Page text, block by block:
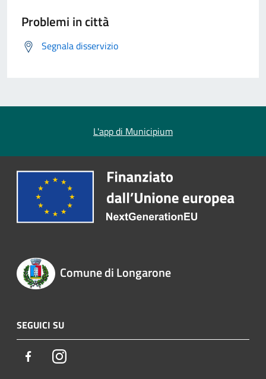
Problemi in città
Segnala disservizio
L'app di Municipium
Comune di Longarone
SEGUICI SU
FacebookInstagram